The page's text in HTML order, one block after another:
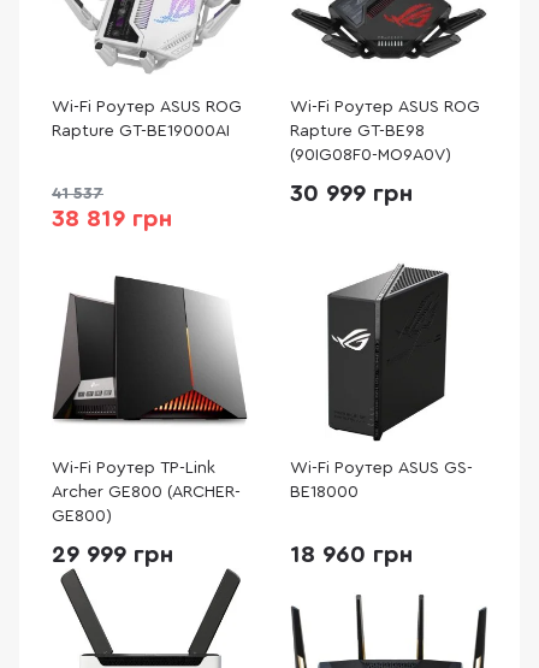
Wi-Fi Роутер ASUS ROG
Rapture GT-BE19000AI
41 537
38 819 грн
Wi-Fi Роутер ASUS ROG
Rapture GT-BE98
(90IG08F0-MO9A0V)
30 999 грн
Wi-Fi Роутер TP-Link
Archer GE800 (ARCHER-
GE800)
29 999 грн
Wi-Fi Роутер ASUS GS-
BE18000
18 960 грн